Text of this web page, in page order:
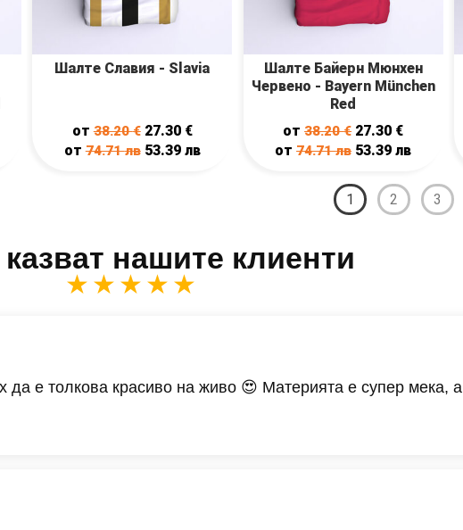
Шалте Славия - Slavia
от38.20€ 27.30 €
от74.71лв 53.39 лв
Шалте Байерн Мюнхен
Червено - Bayern München
Red
от38.20€ 27.30 €
от74.71лв 53.39лв
1 2 3
нашите клиенти
★★★★★
да е толкова красиво на живо 😍 Материята е супер мека, а